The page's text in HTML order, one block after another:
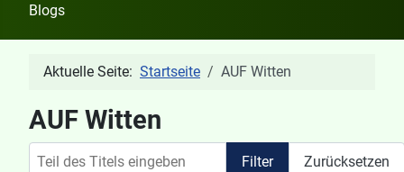
Blogs
Aktuelle Seite: Startseite AUF Witten
AUF Witten
Filter Zurücksetzen